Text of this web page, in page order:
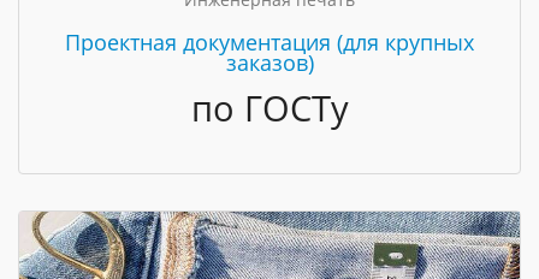
Проектная документация (для крупных
заказов)
по ГОСТу